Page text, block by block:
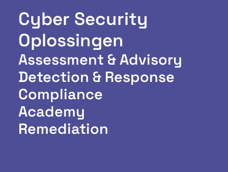
Cyber Security
Oplossingen
Assessment & Advisory
Detection & Response
Compliance
Academy
Remediation